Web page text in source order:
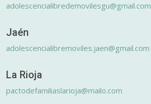
adolescencialibredemovilesgu@gmail.com
Jaén
adolescencialibremoviles.jaen@gmail.com
La Rioja
pactodefamiliaslarioja@mailo.com